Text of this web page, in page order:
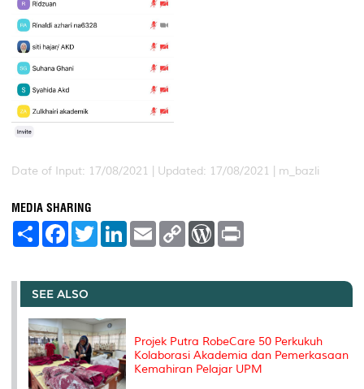
Date of Input: 17/08/2021 | Updated: 17/08/2021 | m_bazli
MEDIA SHARING
S
e
F
a
b
o
o
k
T
w
t
r
L
e
I
E
m
l
C
L
n
W
P
e
t
SEE ALSO
Projek Putra RobeCare 50 Perkukuh
Kolaborasi Akademia dan Pemerkasaan
Kemahiran Pelajar UPM